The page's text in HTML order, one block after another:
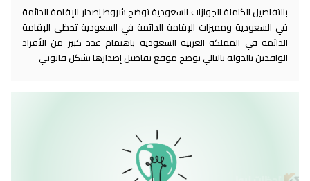
بالتفاصيل الكاملة الجوازات السعودية توضح شروط إصدار الإقامة الدائمة
في السعودية ومميزات الإقامة الدائمة في السعودية تحظى الإقامة
الدائمة في المملكة العربية السعودية باهتمام عدد كبير من الأفراد
الوافدين بالدولة بالتالي يوضح موقع تفاصيل إصدارها بشكل قانوني